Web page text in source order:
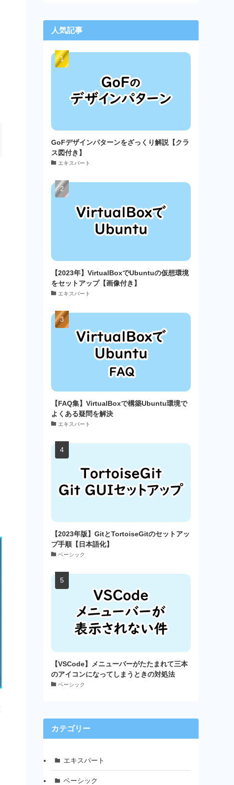
人気記事
GoFデザインパターンをざっくり解説【クラ
ス図付き】
エキスパート
【2023年】VirtualBoxでUbuntuの仮想環境
をセットアップ【画像付き】
エキスパート
【FAQ集】VirtualBoxで構築Ubuntu環境で
よくある疑問を解決
エキスパート
【2023年版】GitとTortoiseGitのセットアッ
プ手順【日本語化】
ベーシック
【VSCode】メニューバーがたたまれて三本
のアイコンになってしまうときの対処法
ベーシック
カテゴリー
エキスパート
ベーシック